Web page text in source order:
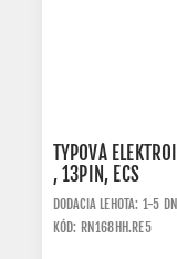
TYPOVÁ
, 13PIN, ECS
DODACIA LEHOTA: 1-5 DNI
KÓD: RN168HH.RE5